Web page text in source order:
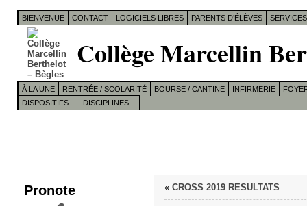
BIENVENUE CONTACT LOGICIELS LIBRES PARENTS D’ÉLÈVES
Collège Marcellin
À LA UNE RENTRÉE / SCOLARITÉ BOURSE / CANTINE INFIRMERIE
DISPOSITIFS
DISCIPLINES
Pronote « CROSS 2019 RESULTATS